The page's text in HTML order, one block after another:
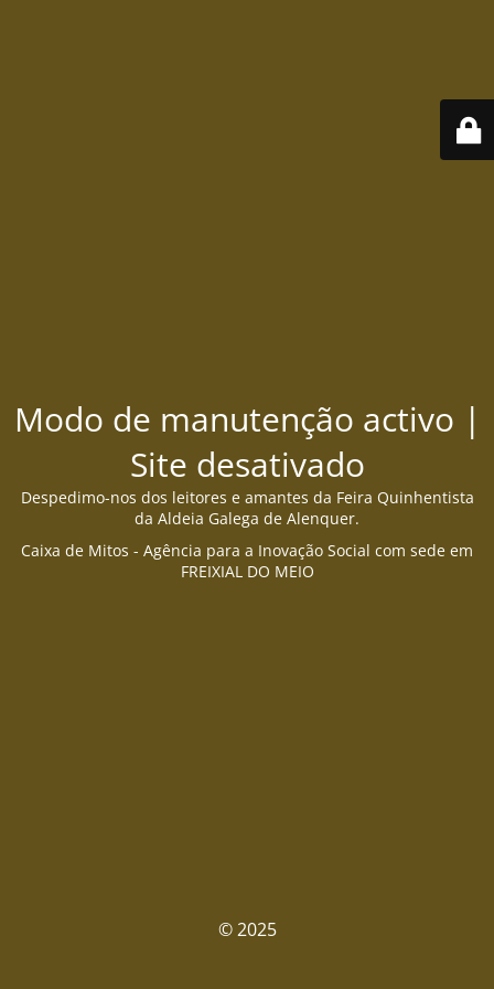
Modo de manutenção activo |
Site desativado
Despedimo-nos dos leitores e amantes da Feira Quinhentista
da Aldeia Galega de Alenquer.
Caixa de Mitos - Agência para a Inovação Social com sede em
FREIXIAL DO MEIO
© 2025